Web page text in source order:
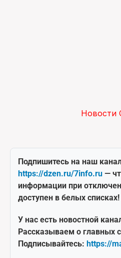
Новости
Подпишитесь на наш
https://dzen.ru/7info.ru —
информации при
доступен в белых списках!
У нас есть новостной
Рассказываем о главных
Подписывайтесь: https://